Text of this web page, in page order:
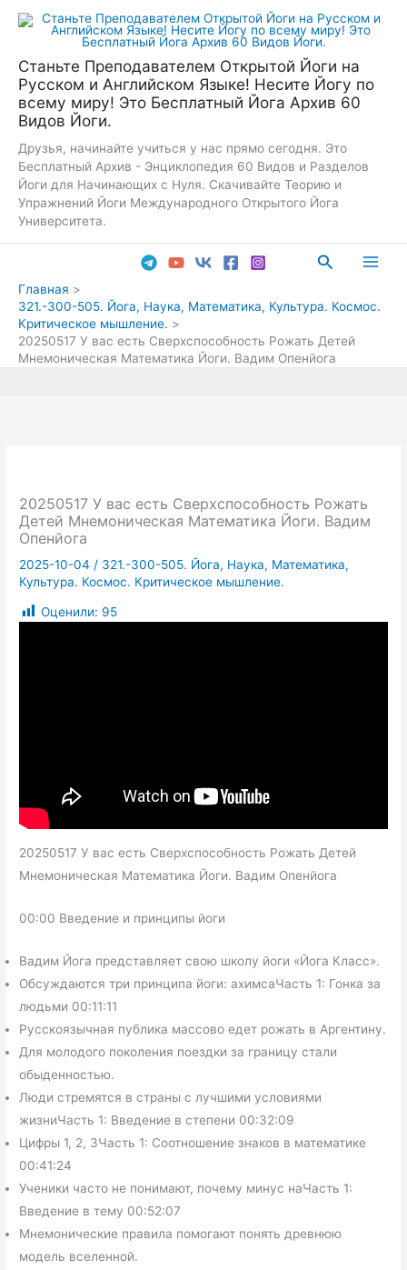
Перейти
Станьте Преподавателем Открытой Йоги на
Русском и Английском Языке! Несите Йогу по
всему миру! Это Бесплатный Йога Архив 60
Видов Йоги.
Друзья, начинайте учиться у нас прямо сегодня. Это
Бесплатный Архив - Энциклопедия 60 Видов и Разделов
Йоги для Начинающих с Нуля. Скачивайте Теорию и
Упражнений Йоги Международного Открытого Йога
Университета.
Поиск
Главная
321.-300-505. Йога, Наука, Математика, Культура. Космос.
Критическое мышление.
20250517 У вас есть Сверхспособность Рожать Детей
Мнемоническая Математика Йоги. Вадим Опенйога
20250517 У вас есть Сверхспособность Рожать
Детей Мнемоническая Математика Йоги. Вадим
Опенйога
2025-10-04 / 321.-300-505. Йога, Наука, Математика,
Культура. Космос. Критическое мышление.
Оценили: 95
20250517 У вас есть Сверхспособность Рожать Детей
Мнемоническая Математика Йоги. Вадим Опенйога
00:00 Введение и принципы йоги
Вадим Йога представляет свою школу йоги «Йога Класс».
Обсуждаются три принципа йоги: ахимсаЧасть 1: Гонка за
людьми 00:11:11
Русскоязычная публика массово едет рожать в Аргентину.
Для молодого поколения поездки за границу стали
обыденностью.
Люди стремятся в страны с лучшими условиями
жизниЧасть 1: Введение в степени 00:32:09
Цифры 1, 2, 3Часть 1: Соотношение знаков в математике
00:41:24
Ученики часто не понимают, почему минус наЧасть 1:
Введение в тему 00:52:07
Мнемонические правила помогают понять древнюю
модель вселенной.